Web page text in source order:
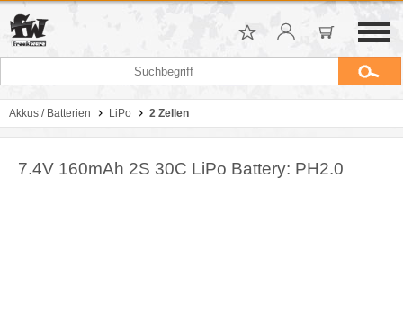
Akkus / Batterien LiPo 2 Zellen
7.4V 160mAh 2S 30C LiPo Battery: PH2.0